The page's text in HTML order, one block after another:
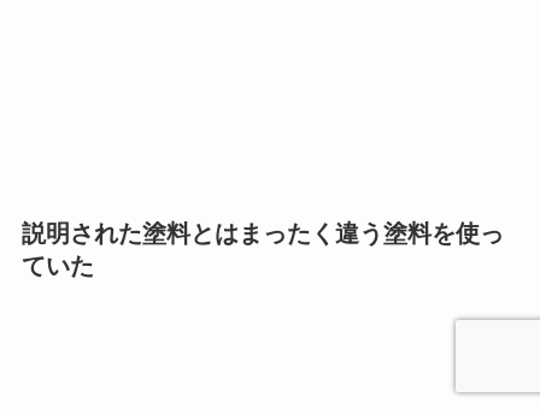
説明された塗料とはまったく違う塗料を使っ
ていた